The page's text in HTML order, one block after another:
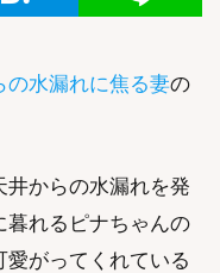
の水漏れに焦る妻の
からの水漏れを発
暮れるピナちゃんの
がってくれている